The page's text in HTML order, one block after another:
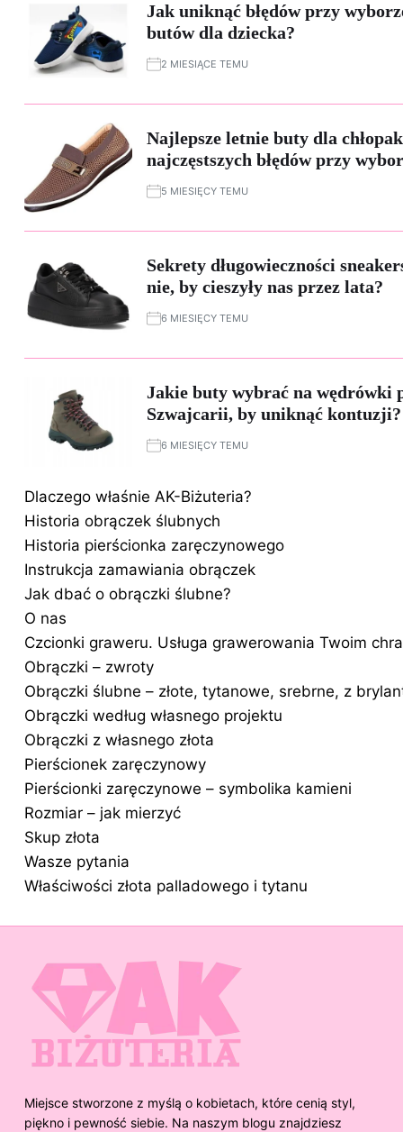
Jak uniknąć błędów przy
butów dla dziecka?
2 MIESIĄCE TEMU
Najlepsze letnie buty dla
najczęstszych błędów przy
5 MIESIĘCY TEMU
Sekrety długowieczności
nie, by cieszyły nas przez lata?
6 MIESIĘCY TEMU
Jakie buty wybrać na wędrówki
Szwajcarii, by uniknąć kontuzji?
6 MIESIĘCY TEMU
Dlaczego właśnie AK-Biżuteria?
Historia obrączek ślubnych
Historia pierścionka zaręczynowego
Instrukcja zamawiania obrączek
Jak dbać o obrączki ślubne?
O nas
Czcionki graweru. Usługa grawerowania Twoim
Obrączki – zwroty
Obrączki ślubne – złote, tytanowe, srebrne, z
Obrączki według własnego projektu
Obrączki z własnego złota
Pierścionek zaręczynowy
Pierścionki zaręczynowe – symbolika kamieni
Rozmiar – jak mierzyć
Skup złota
Wasze pytania
Właściwości złota palladowego i tytanu
Miejsce stworzone z myślą o kobietach, które cenią styl,
piękno i pewność siebie. Na naszym blogu znajdziesz